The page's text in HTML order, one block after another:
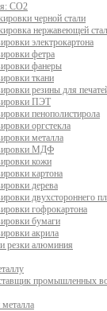
СО2
черной стали
нержавеющей
электрокартона
фетра
фанеры
ткани
резины для
ПЭТ
пенополистирола
оргстекла
металла
МДФ
кожи
картона
дерева
двухстороннего
гофрокартона
бумаги
акрила
резки алюминия
промышленных
металла